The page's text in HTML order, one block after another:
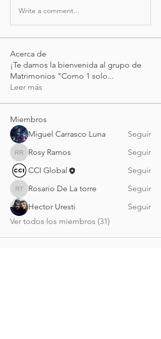
Write a comment...
Acerca de
¡Te damos la bienvenida al grupo de
Matrimonios "Como 1 solo...
Leer más
Miembros
Miguel Carrasco Luna
Seguir
Rosy Ramos
Rosy Ramos
Seguir
CCI Global
Seguir
Rosario De La torre
Rosario De La torre
Seguir
Hector Uresti
Seguir
Ver todos los miembros (31)